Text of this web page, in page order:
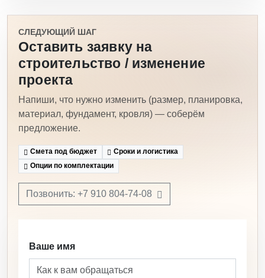
СЛЕДУЮЩИЙ ШАГ
Оставить заявку на
строительство / изменение
проекта
Напиши, что нужно изменить (размер, планировка,
материал, фундамент, кровля) — соберём
предложение.
Смета под бюджет
Сроки и логистика
Опции по комплектации
Позвонить: +7 910 804-74-08
Ваше имя